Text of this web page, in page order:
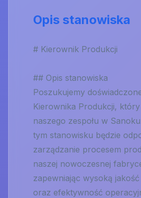
Opis stanowiska
# Kierownik Produkcji
## Opis stanowiska
Poszukujemy
Kierownika Produkcji, który
naszego zespołu w
tym stanowisku będzie
zarządzanie procesem
naszej nowoczesnej
zapewniając wysoką
oraz efektywność